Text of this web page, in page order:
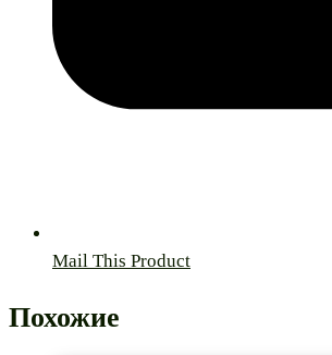
Mail This Product
Похожие